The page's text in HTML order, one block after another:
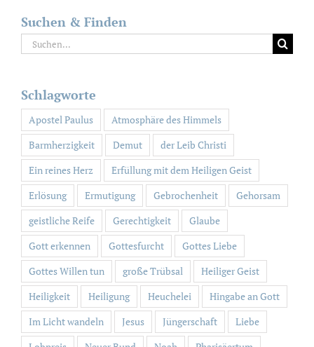
Suchen & Finden
Suche
nach:
Schlagworte
Apostel Paulus
Atmosphäre des Himmels
Barmherzigkeit
Demut
der Leib Christi
Ein reines Herz
Erfüllung mit dem Heiligen Geist
Erlösung
Ermutigung Gebrochenheit
Gehorsam
geistliche Reife
Gerechtigkeit
Glaube
Gott erkennen
Gottesfurcht
Gottes Liebe
Gottes Willen tun
große Trübsal
Heiliger Geist
Heiligkeit
Heiligung Heuchelei
Hingabe an Gott
Im Licht wandeln
Jesus Jüngerschaft
Liebe